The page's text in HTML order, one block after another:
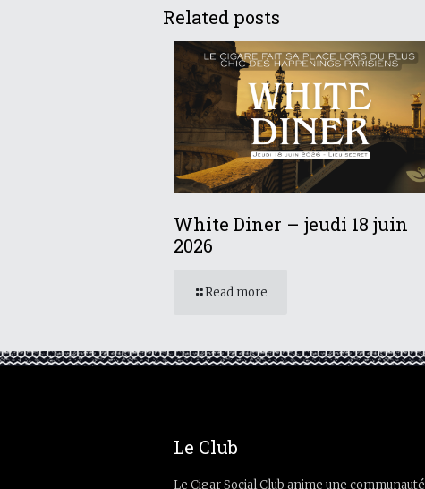
Related posts
White Diner – jeudi 18 juin
2026
Read more
Le Club
Le Cigar Social Club anime une communauté